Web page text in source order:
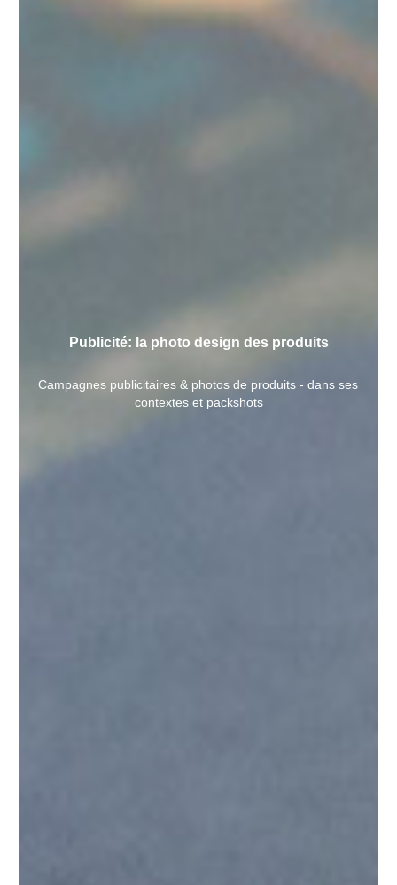
Publicité: la photo design des produits
Campagnes publicitaires & photos de produits - dans ses
contextes et packshots